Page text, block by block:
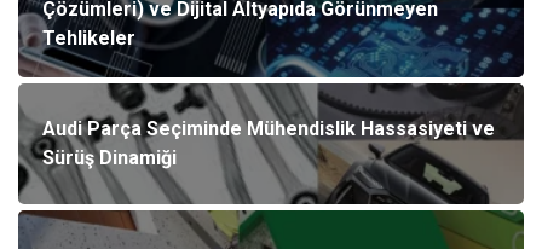
Çözümleri) ve Dijital Altyapıda Görünmeyen
Tehlikeler
Audi Parça Seçiminde Mühendislik Hassasiyeti ve
Sürüş Dinamiği